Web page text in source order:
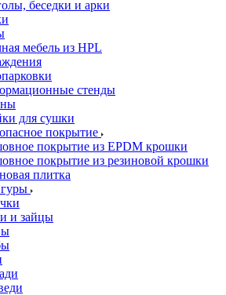
беседки и арки
мебель из HPL
стенды
для сушки
покрытие
покрытие из EPDM крошки
покрытие из резиновой крошки
плитка
и зайцы